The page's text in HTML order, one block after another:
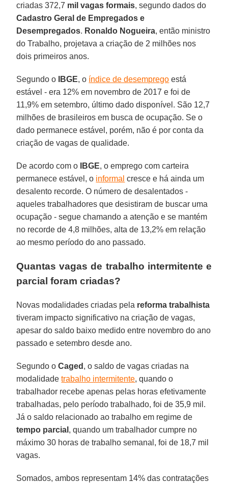
criadas 372,7 mil vagas formais, segundo dados do
Cadastro Geral de Empregados e
Desempregados. Ronaldo Nogueira, então ministro
do Trabalho, projetava a criação de 2 milhões nos
dois primeiros anos.
Segundo o IBGE, o índice de desemprego está
estável - era 12% em novembro de 2017 e foi de
11,9% em setembro, último dado disponível. São 12,7
milhões de brasileiros em busca de ocupação. Se o
dado permanece estável, porém, não é por conta da
criação de vagas de qualidade.
De acordo com o IBGE, o emprego com carteira
permanece estável, o informal cresce e há ainda um
desalento recorde. O número de desalentados -
aqueles trabalhadores que desistiram de buscar uma
ocupação - segue chamando a atenção e se mantém
no recorde de 4,8 milhões, alta de 13,2% em relação
ao mesmo período do ano passado.
Quantas vagas de trabalho intermitente e
parcial foram criadas?
Novas modalidades criadas pela reforma trabalhista
tiveram impacto significativo na criação de vagas,
apesar do saldo baixo medido entre novembro do ano
passado e setembro desde ano.
Segundo oCaged , o saldo de vagas criadas na
modalidadetrabalho intermitente, quando o
trabalhador recebe apenas pelas horas efetivamente
trabalhadas, pelo período trabalhado, foi de 35,9 mil.
Já o saldo relacionado ao trabalho em regime de
tempo parcial , quando um trabalhador cumpre no
máximo 30 horas de trabalho semanal, foi de 18,7 mil
vagas.
Somados, ambos representam 14% das contratações